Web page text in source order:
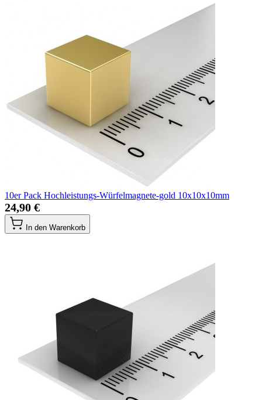
10er Pack Hochleistungs-Würfelmagnete-gold 10x10x10mm
24,90 €
In den Warenkorb